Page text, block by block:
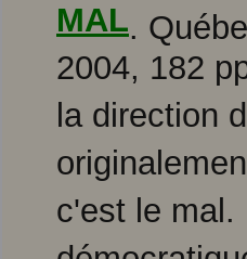
MAL.
2004, 182
la direction
c'est le mal.